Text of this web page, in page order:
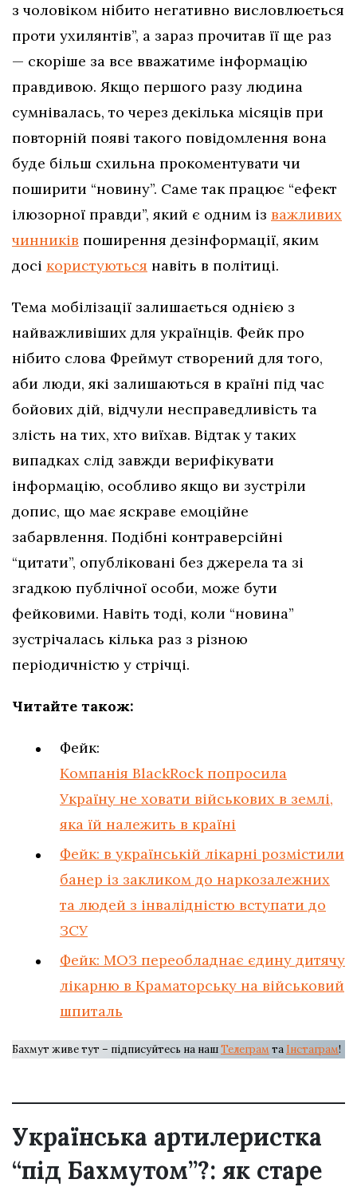
з чоловіком нібито негативно висловлюється
проти ухилянтів”, а зараз прочитав її ще раз
— скоріше за все вважатиме інформацію
правдивою. Якщо першого разу людина
сумнівалась, то через декілька місяців при
повторній появі такого повідомлення вона
буде більш схильна прокоментувати чи
поширити “новину”. Саме так працює “ефект
ілюзорної правди”, який є одним із важливих
чинників поширення дезінформації, яким
досі користуються навіть в політиці.
Тема мобілізації залишається однією з
найважливіших для українців. Фейк про
нібито слова Фреймут створений для того,
аби люди, які залишаються в країні під час
бойових дій, відчули несправедливість та
злість на тих, хто виїхав. Відтак у таких
випадках слід завжди верифікувати
інформацію, особливо якщо ви зустріли
допис, що має яскраве емоційне
забарвлення. Подібні контраверсійні
“цитати”, опубліковані без джерела та зі
згадкою публічної особи, може бути
фейковими. Навіть тоді, коли “новина”
зустрічалась кілька раз з різною
періодичністю у стрічці.
Читайте також:
Фейк:
Компанія BlackRock попросила
Україну не ховати військових в землі,
яка їй належить в країні
Фейк: в українській лікарні розмістили
банер із закликом до наркозалежних
та людей з інвалідністю вступати до
ЗСУ
Фейк: МОЗ переобладнає єдину дитячу
лікарню в Краматорську на військовий
шпиталь
Бахмут живе тут – підписуйтесь на нашТелеграм та Інстаграм!
Українська артилеристка
“під Бахмутом”?: як старе